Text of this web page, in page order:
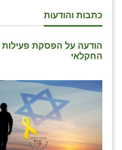
כתבות והודעות
הודעה על הפסקת
החקלאי